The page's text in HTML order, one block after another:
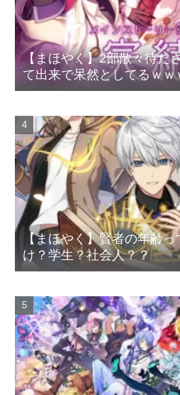
【まほやく】2部散々待た
て出来で呆然としてるｗｗ
【まほやく】賢者の年齢
け？学生？社会人？？